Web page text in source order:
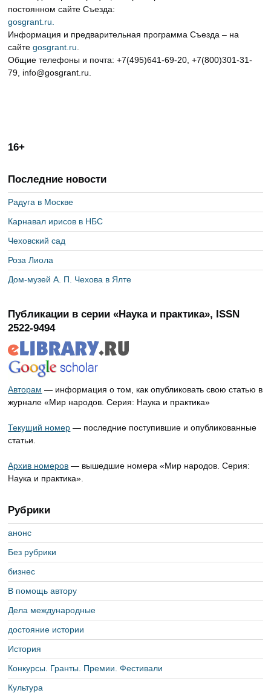
постоянном сайте Съезда:
gosgrant.ru.
Информация и предварительная программа Съезда – на
сайтеgosgrant.ru
Общие телефоны и почта: +7(495)641-69-20, +7(800)301-31-
79, info@gosgrant.ru.
16+
Последние новости
Радуга в Москве
Карнавал ирисов в НБС
Чеховский сад
Роза Лиола
Дом-музей А. П. Чехова в Ялте
Публикации в серии «Наука и практика», ISSN
2522-9494
Авторам — информация о том, как опубликовать свою статью в
журнале «Мир народов. Серия: Наука и практика»
Текущий номер — последние поступившие и опубликованные
статьи.
Архив номеров — вышедшие номера «Мир народов. Серия:
Наука и практика».
Рубрики
анонс
Без рубрики
бизнес
В помощь автору
Дела международные
достояние истории
История
Конкурсы. Гранты. Премии. Фестивали
Культура